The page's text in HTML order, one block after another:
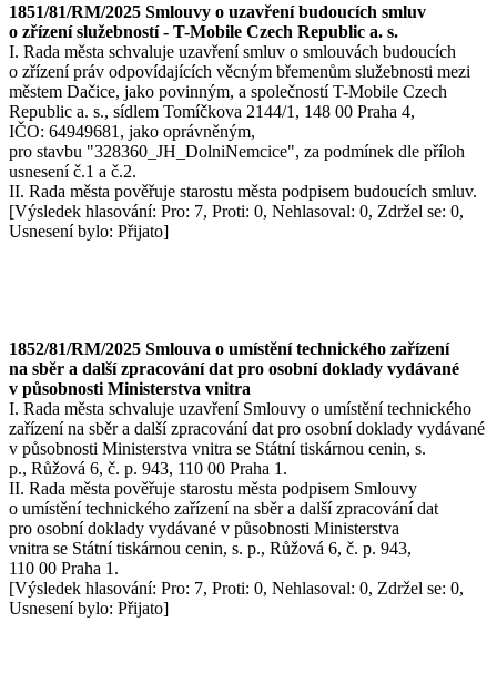
1851/81/RM/2025 Smlouvy o uzavření budoucích smluv
o zřízení služebností - T-Mobile Czech Republic a. s.
I. Rada města schvaluje uzavření smluv o smlouvách budoucích
o zřízení práv odpovídajících věcným břemenům služebnosti mezi
městem Dačice, jako povinným, a společností T-Mobile Czech
Republic a. s., sídlem Tomíčkova 2144/1, 148 00 Praha 4,
IČO: 64949681, jako oprávněným,
pro stavbu "328360_JH_DolniNemcice", za podmínek dle příloh
usnesení č.1 a č.2.
II. Rada města pověřuje starostu města podpisem budoucích smluv.
[Výsledek hlasování: Pro: 7, Proti: 0, Nehlasoval: 0, Zdržel se: 0,
Usnesení bylo: Přijato]
1852/81/RM/2025 Smlouva o umístění technického zařízení
na sběr a další zpracování dat pro osobní doklady vydávané
v působnosti Ministerstva vnitra
I. Rada města schvaluje uzavření Smlouvy o umístění technického
zařízení na sběr a další zpracování dat pro osobní doklady vydávané
v působnosti Ministerstva vnitra se Státní tiskárnou cenin, s.
p., Růžová 6, č. p. 943, 110 00 Praha 1.
II. Rada města pověřuje starostu města podpisem Smlouvy
o umístění technického zařízení na sběr a další zpracování dat
pro osobní doklady vydávané v působnosti Ministerstva
vnitra se Státní tiskárnou cenin, s. p., Růžová 6, č. p. 943,
110 00 Praha 1.
[Výsledek hlasování: Pro: 7, Proti: 0, Nehlasoval: 0, Zdržel se: 0,
Usnesení bylo: Přijato]